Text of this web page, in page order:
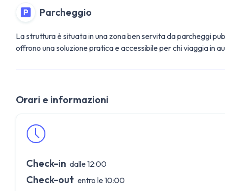
Parcheggio
La struttura è situata in una zona ben servita da parcheggi
offrono una soluzione pratica e accessibile per chi viaggia in
Orari e informazioni
Check-in dalle 12:00
Check-out entro le 10:00